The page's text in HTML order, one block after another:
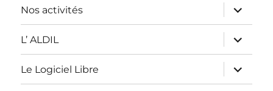
Nos activités
ouvrir
le
sous-
menu
L’ ALDIL
ouvrir
le
sous-
menu
Le Logiciel Libre
ouvrir
le
sous-